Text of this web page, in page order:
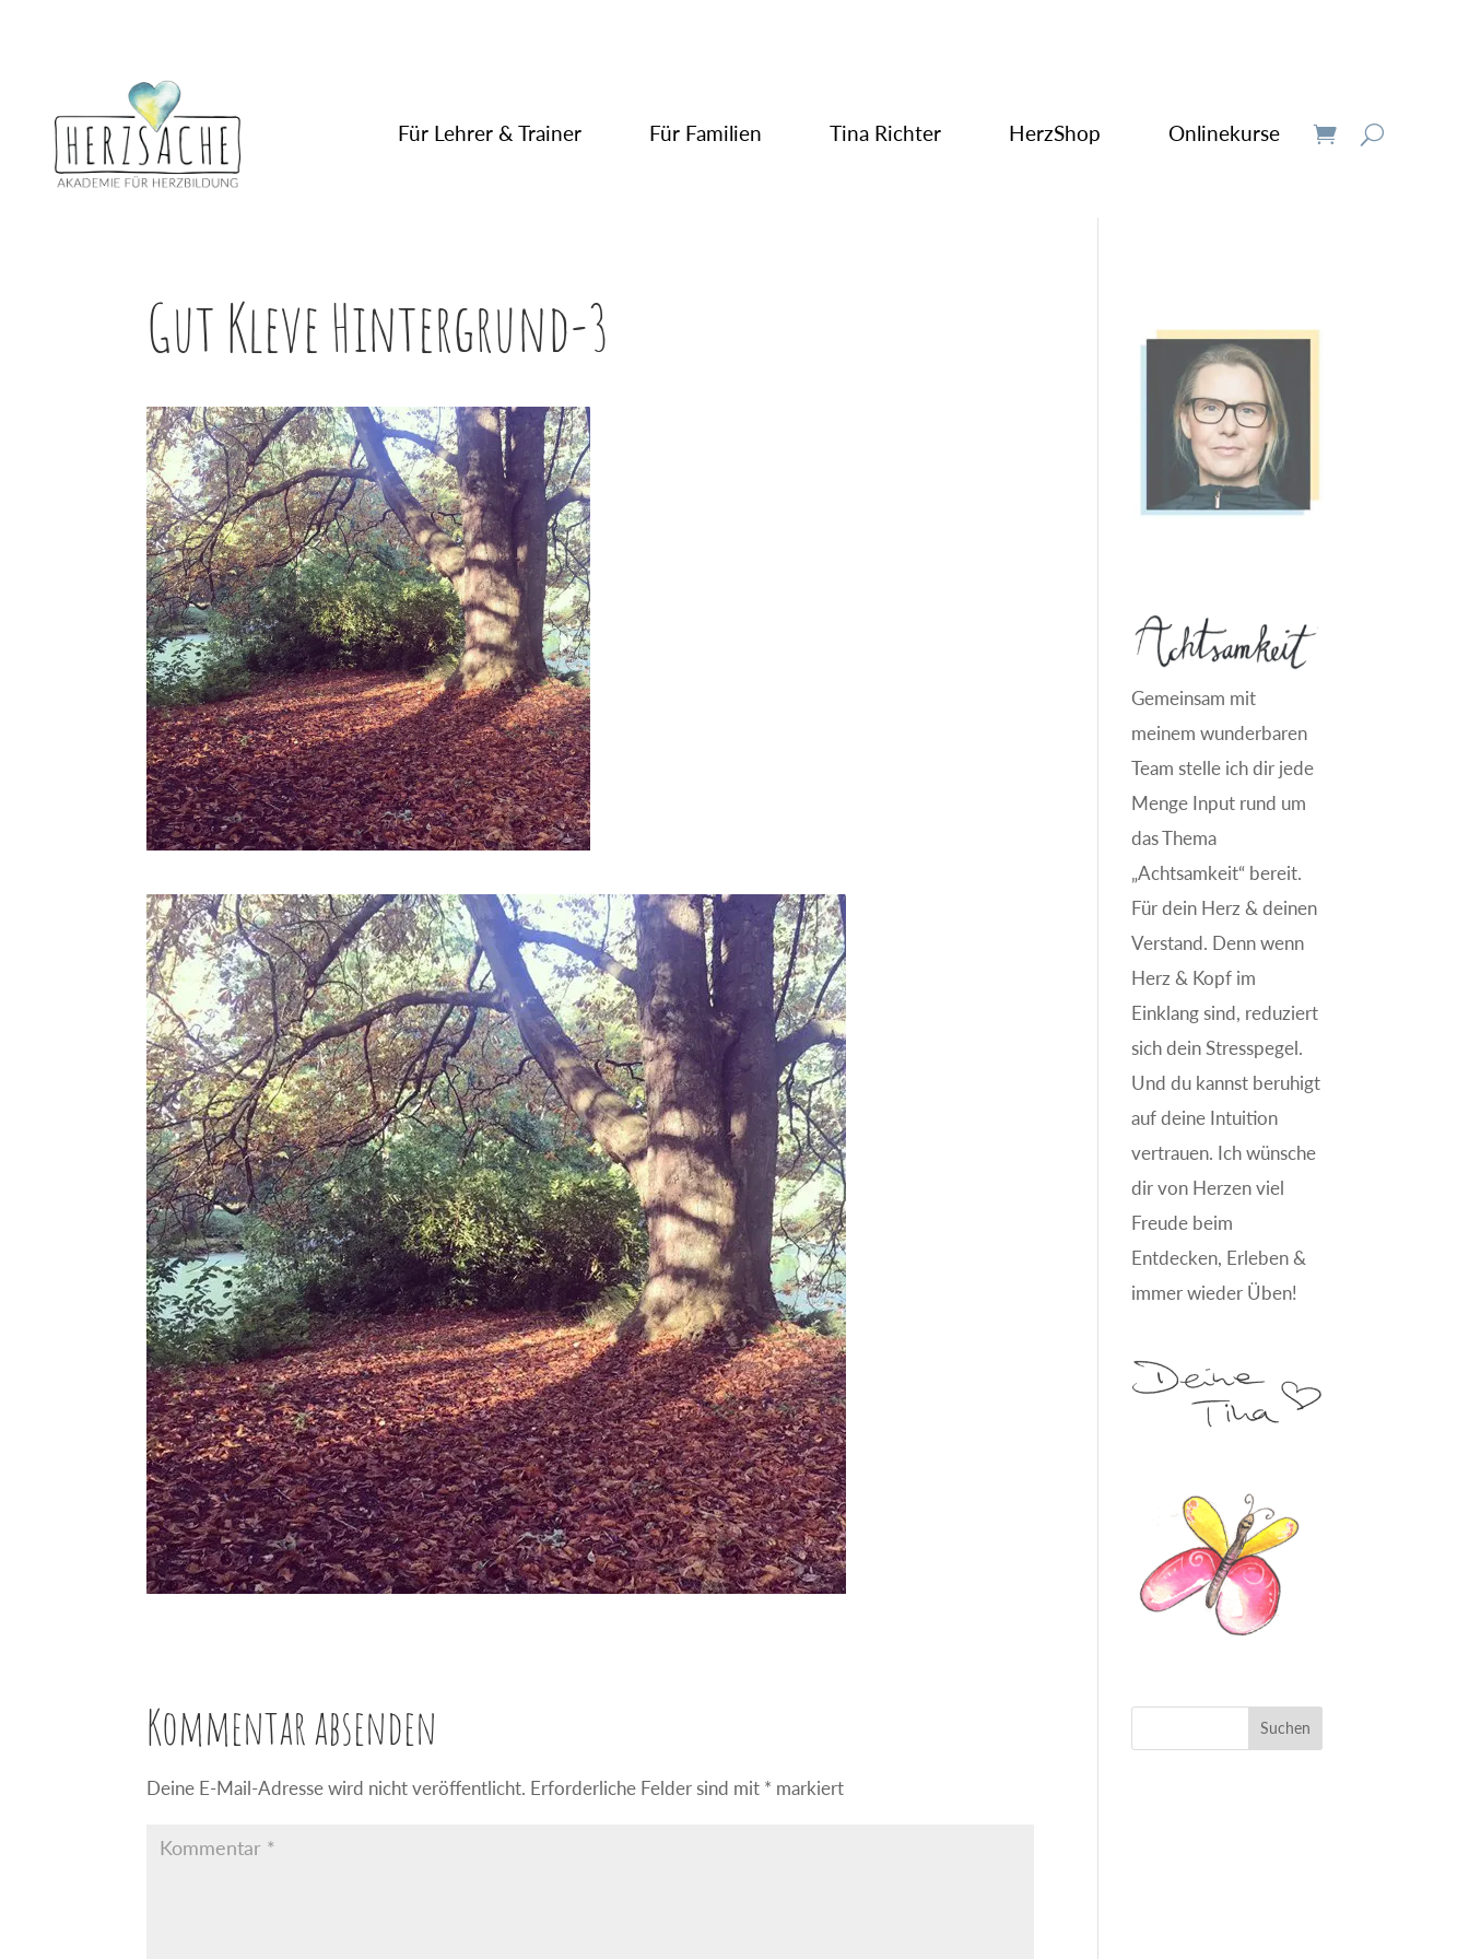
Für Lehrer & Trainer Für Familien Tina Richter HerzShop Onlinekurse
Gut Kleve Hintergrund-3
Kommentar absenden
Deine E-Mail-Adresse wird nicht veröffentlicht. Erforderliche Felder sind mit * markiert
Gemeinsam mit
meinem wunderbaren
Team stelle ich dir jede
Menge Input rund um
das Thema
„Achtsamkeit“ bereit.
Für dein Herz & deinen
Verstand. Denn wenn
Herz & Kopf im
Einklang sind, reduziert
sich dein Stresspegel.
Und du kannst beruhigt
auf deine Intuition
vertrauen. Ich wünsche
dir von Herzen viel
Freude beim
Entdecken, Erleben &
immer wieder Üben!